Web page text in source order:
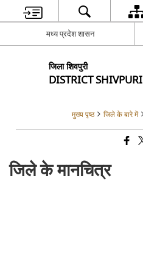
मध्य प्रदेश शासन
जिला शिवपुरी
DISTRICT SHIVPURI
मुख्य पृष्ठ जिले के बारे में
जिले के मानचित्र